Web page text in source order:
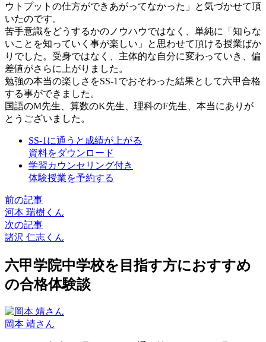
ウトプットの仕方ができあがってなかった」と気づかせて頂
いたのです。
苦手意識をどうするかのノウハウではなく、単純に「知らな
いことを知っていく事が楽しい」と思わせて頂ける授業ばか
りでした。受身ではなく、主体的な自分に変わっていき、偏
差値がさらに上がりました。
勉強の本当の楽しさをSS-1でおそわった結果として六甲合格
する事ができました。
国語のM先生、算数のK先生、理科のF先生、本当にありが
とうございました。
SS-1に通うと成績が上がる
資料をダウンロード
学習カウンセリング付き
体験授業を予約する
前の記事
河本 瑞樹くん
次の記事
諸沢 仁志くん
六甲学院中学校を目指す方におすすめ
の合格体験談
岡本 靖さん